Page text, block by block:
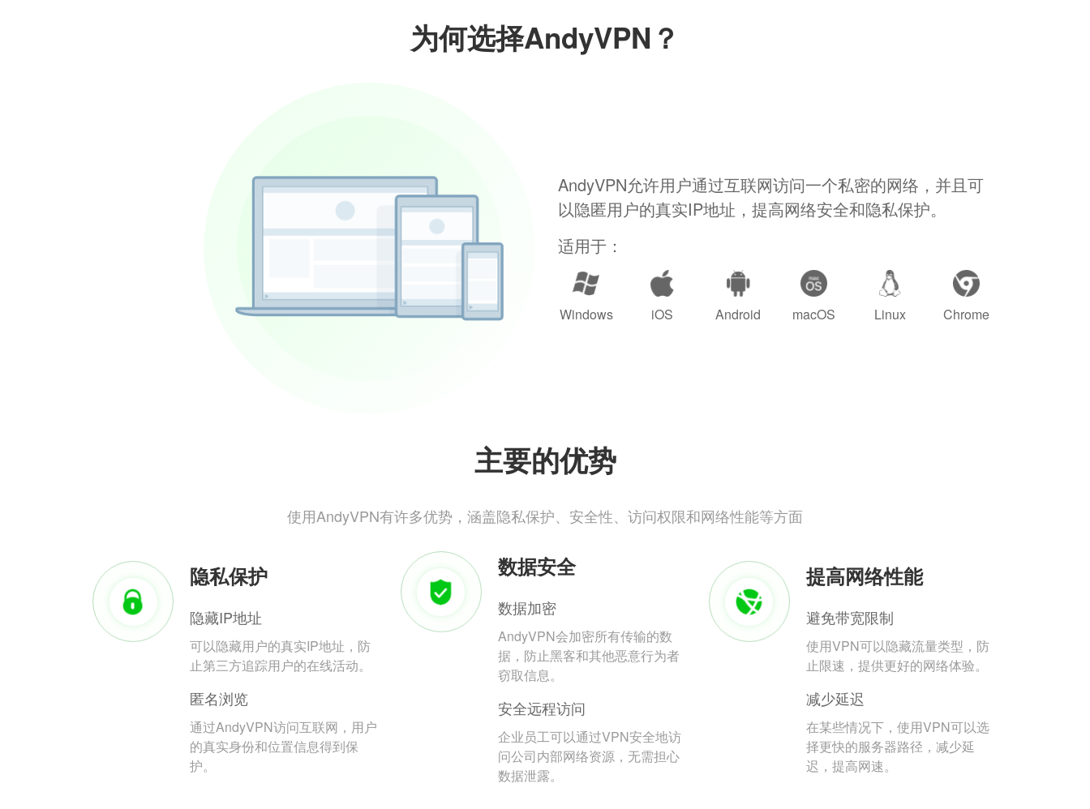
为何选择AndyVPN？
AndyVPN允许用户通过互联网访问一个私密的网络，并且可
以隐匿用户的真实IP地址，提高网络安全和隐私保护。
适用于：
Windows iOS Android macOS Linux Chrome
主要的优势
使用AndyVPN有许多优势，涵盖隐私保护、安全性、访问权限和网络性能等方面
隐私保护
隐藏IP地址
可以隐藏用户的真实IP地址，防
止第三方追踪用户的在线活动。
匿名浏览
通过AndyVPN访问互联网，用户
的真实身份和位置信息得到保
护。
数据安全
数据加密
AndyVPN会加密所有传输的数
据，防止黑客和其他恶意行为者
窃取信息。
安全远程访问
企业员工可以通过VPN安全地访
问公司内部网络资源，无需担心
数据泄露。
提高网络性能
避免带宽限制
使用VPN可以隐藏流量类型，防
止限速，提供更好的网络体验。
减少延迟
在某些情况下，使用VPN可以选
择更快的服务器路径，减少延
迟，提高网速。